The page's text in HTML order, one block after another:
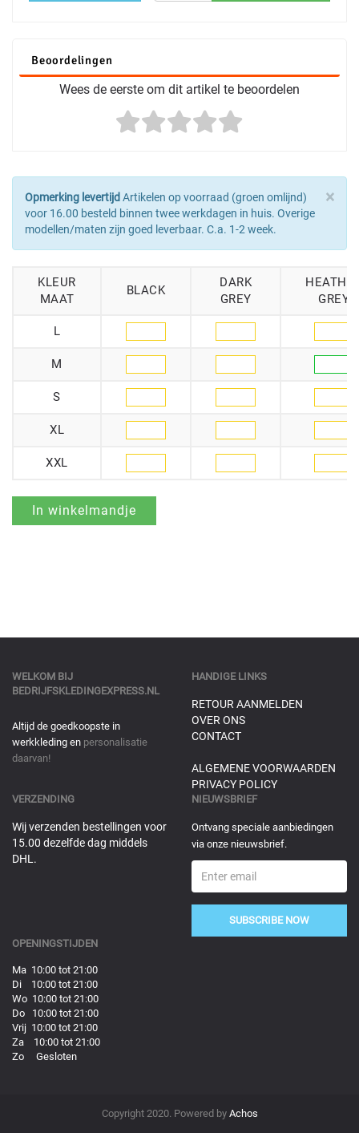
Beoordelingen
Wees de eerste om dit artikel te beoordelen
×
Opmerking levertijd Artikelen op voorraad (groen omlijnd)
voor 16.00 besteld binnen twee werkdagen in huis. Overige
modellen/maten zijn goed leverbaar. C.a. 1-2 week.
KLEUR
MAAT
BLACK
DARK
GREY
GREY
L
M
S
XL
XXL
WELKOM BIJ
BEDRIJFSKLEDINGEXPRESS.NL
Altijd de goedkoopste in
werkkleding en personalisatie
daarvan!
HANDIGE LINKS
RETOUR AANMELDEN
OVER ONS
CONTACT
ALGEMENE VOORWAARDEN
PRIVACY POLICY
VERZENDING
Wij verzenden bestellingen voor
15.00 dezelfde dag middels
DHL.
NIEUWSBRIEF
Ontvang speciale aanbiedingen
via onze nieuwsbrief.
SUBSCRIBE NOW
OPENINGSTIJDEN
Ma 10:00 tot 21:00
Di 10:00 tot 21:00
Wo 10:00 tot 21:00
Do 10:00 tot 21:00
Vrij 10:00 tot 21:00
Za 10:00 tot 21:00
Zo Gesloten
Copyright 2020. Powered by Achos